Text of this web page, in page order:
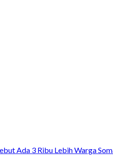
Ada 3 Ribu Lebih Warga